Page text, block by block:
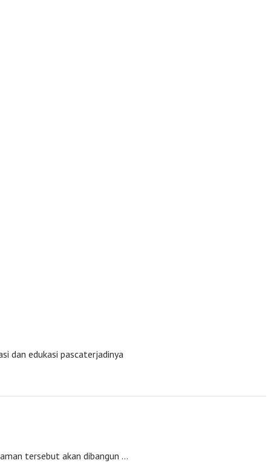
dan edukasi pascaterjadinya
tersebut akan dibangun …